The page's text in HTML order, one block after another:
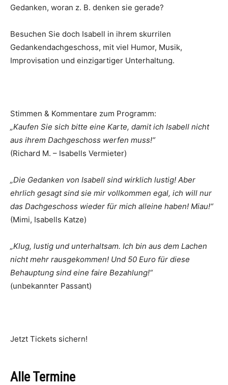
Gedanken, woran z. B. denken sie gerade?
Besuchen Sie doch Isabell in ihrem skurrilen
Gedankendachgeschoss, mit viel Humor, Musik,
Improvisation und einzigartiger Unterhaltung.
Stimmen & Kommentare zum Programm:
„Kaufen Sie sich bitte eine Karte, damit ich Isabell nicht
aus ihrem Dachgeschoss werfen muss!“
(Richard M. – Isabells Vermieter)
„Die Gedanken von Isabell sind wirklich lustig! Aber
ehrlich gesagt sind sie mir vollkommen egal, ich will nur
das Dachgeschoss wieder für mich alleine haben! Miau!“
(Mimi, Isabells Katze)
„Klug, lustig und unterhaltsam. Ich bin aus dem Lachen
nicht mehr rausgekommen! Und 50 Euro für diese
Behauptung sind eine faire Bezahlung!“
(unbekannter Passant)
Jetzt Tickets sichern!
Alle Termine